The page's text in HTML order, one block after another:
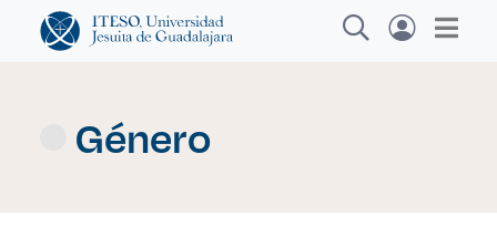
Género